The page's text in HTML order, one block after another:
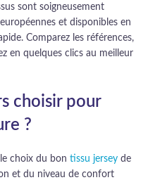
sont soigneusement
et disponibles en
Comparez les références,
en quelques clics au meilleur
choisir pour
?
choix du bon tissu jersey de
et du niveau de confort